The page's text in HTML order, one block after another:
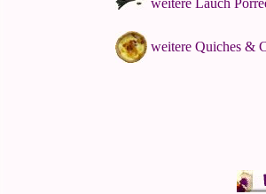
weitere Lauch
weitere Quiches &